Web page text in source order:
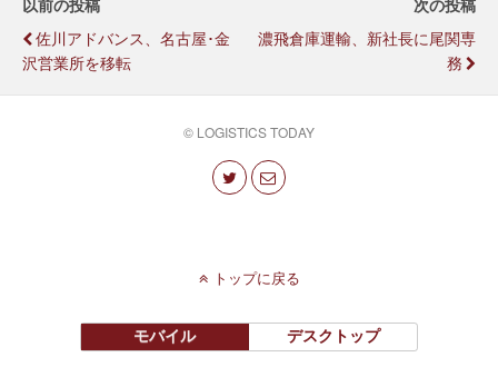
以前の投稿
佐川アドバンス、名古屋･金
沢営業所を移転
次の投稿
濃飛倉庫運輸、新社長に尾関専
務
© LOGISTICS TODAY
トップに戻る
モバイル デスクトップ